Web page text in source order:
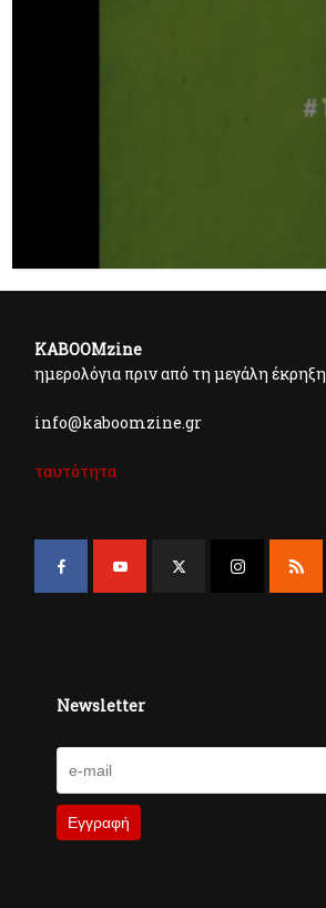
KABOOMzine
ημερολόγια πριν από τη μεγάλη έκρηξη
info@kaboomzine.gr
ταυτότητα
Newsletter